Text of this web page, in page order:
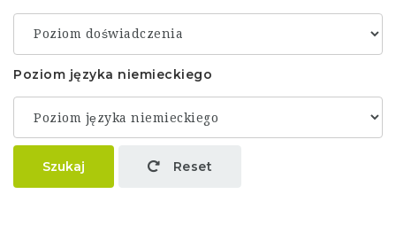
Poziom języka niemieckiego
Szukaj Reset